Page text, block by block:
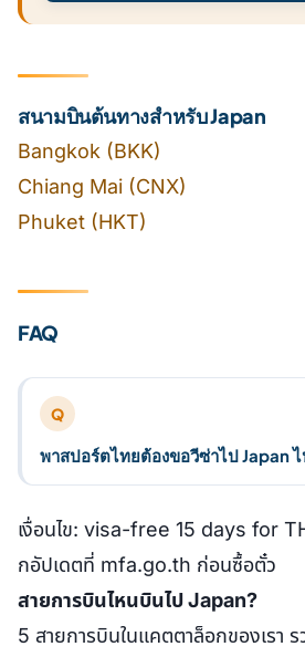
สนามบินต้นทางสำหรับ Japan
Bangkok (BKK)
Chiang Mai (CNX)
Phuket (HKT)
FAQ
Q
พาสปอร์ตไทยต้องขอวีซ่าไป Japan
เงื่อนไข: visa-free 15 days for
กอัปเดตที่ mfa.go.th ก่อนซื้อตั๋ว
สายการบินไหนบินไป Japan?
5 สายการบินในแคตตาล็อกของเรา